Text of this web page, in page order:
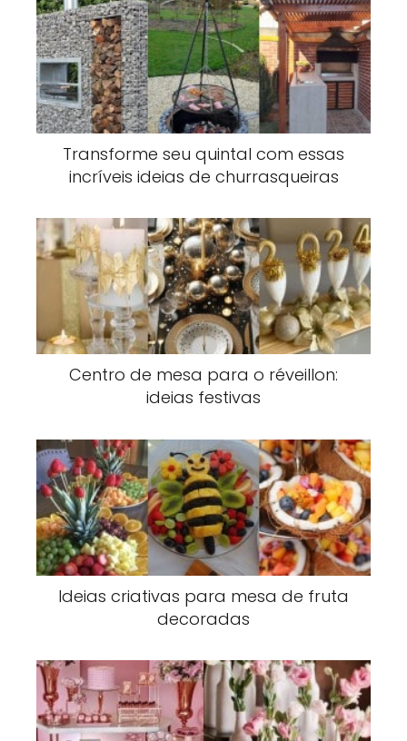
Transforme seu quintal com essas
incríveis ideias de churrasqueiras
Centro de mesa para o réveillon:
ideias festivas
Ideias criativas para mesa de fruta
decoradas